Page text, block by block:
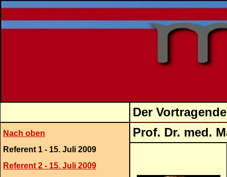
Der
Nach oben
Referent 1 - 15. Juli 2009
Referent 2 - 15. Juli 2009
Prof. Dr.